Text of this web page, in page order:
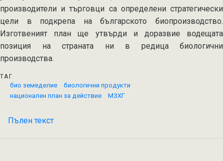
производители и търговци са определени стратегически
цели в подкрепа на българското биопроизводство.
Изготвеният план ще утвърди и доразвие водещата
позиция на страната ни в редица биологични
производства.
ТАГ
био земеделие
биологични продукти
национален план за действие
МЗХГ
Пълен текст